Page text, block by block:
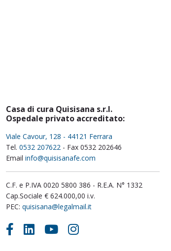
Casa di cura Quisisana s.r.l.
Ospedale privato accreditato:
Viale Cavour, 128 - 44121 Ferrara
Tel. 0532 207622 - Fax 0532 202646
Email info@quisisanafe.com
C.F. e P.IVA 0020 5800 386 - R.E.A. N° 1332
Cap.Sociale € 624.000,00 i.v.
PEC: quisisana@legalmail.it